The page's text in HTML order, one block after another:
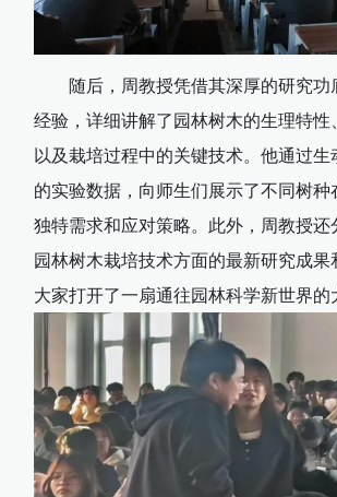
随后，周教授凭借其深厚的研究
经验，详细讲解了园林树木的生理特性
以及栽培过程中的关键技术。他通过
的实验数据，向师生们展示了不同树种
独特需求和应对策略。此外，周教授还
园林树木栽培技术方面的最新研究成果
大家打开了一扇通往园林科学新世界的